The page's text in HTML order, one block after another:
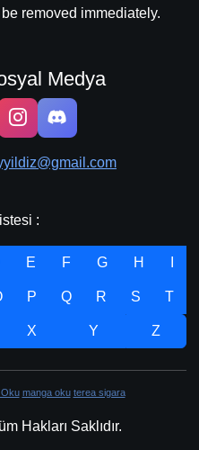
removed immediately.
Medya
:
E F G H
P Q R S T
X Y Z
manga oku terea sigara
Hakları Saklıdır.